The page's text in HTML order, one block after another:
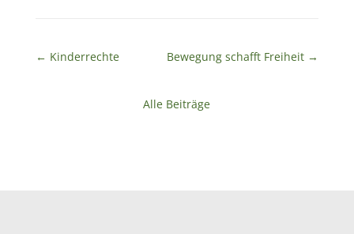
← Kinderrechte Bewegung schafft Freiheit →
Alle Beiträge